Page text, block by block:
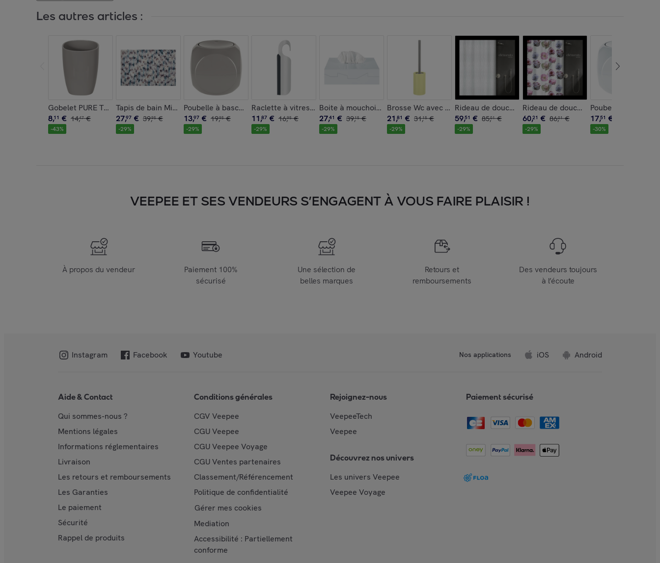
Les autres articles :
Gobelet PURE Taupe en PS Spirella
8,11 € 14,47 €
-43%
Tapis de bain Microfibre KITO Iceberry Spirella
27,97 € 39,95 €
-29%
Poubelle à bascule Poubelle DICE 1L Taupe Spirella
13,97 € 19,95 €
-29%
Raclette à vitres ABS SKATE Blanc Spirella
11,87 € 16,95 €
-29%
Boite à mouchoirs ABS SILHOUETTE Blanc Spirella
27,41 € 39,15 €
-29%
Brosse Wc avec support Céramique TUBE Jaune Clair Spirella
21,81 € 31,15 €
-29%
Rideau de douche Polyester CODE Blanc Elements by
59,51 € 85,01 €
-29%
Rideau de douche Polyester MUSE
60,21 € 86,01 €
-29%
Poubelle à bascule
17,51 €
-30%
VEEPEE ET SES VENDEURS S’ENGAGENT À VOUS FAIRE PLAISIR !
À propos du vendeur
Paiement 100%
sécurisé
Une sélection de
belles marques
Retours et
remboursements
Des vendeurs toujours
à l’écoute
Instagram Facebook Youtube Nos applications iOS Android
Aide & Contact
Qui sommes-nous ?
Mentions légales
Informations réglementaires
Livraison
Les retours et remboursements
Les Garanties
Le paiement
Sécurité
Rappel de produits
Conditions générales
CGV Veepee
CGU Veepee
CGU Veepee Voyage
CGU Ventes partenaires
Classement/Référencement
Politique de confidentialité
Gérer mes cookies
Mediation
Accessibilité : Partiellement
conforme
Rejoignez-nous
VeepeeTech
Veepee
Découvrez nos univers
Les univers Veepee
Veepee Voyage
Paiement sécurisé